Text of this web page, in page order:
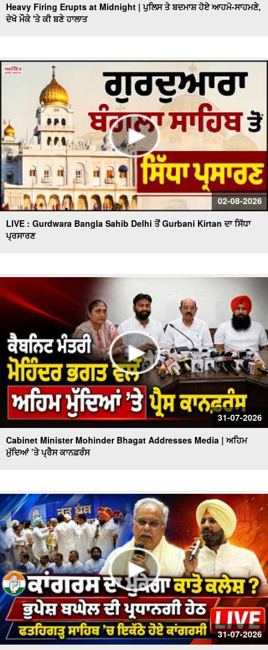
Heavy Firing Erupts at Midnight | ਪੁਲਿਸ ਤੇ ਬਦਮਾਸ਼ ਹੋਏ ਆਹਮੋ-ਸਾਹਮਣੇ,
ਦੇਖੋ ਮੌਕੇ 'ਤੇ ਕੀ ਬਣੇ ਹਾਲਾਤ
02-08-2026
LIVE : Gurdwara Bangla Sahib Delhi ਤੋਂ Gurbani Kirtan ਦਾ ਸਿੱਧਾ
ਪ੍ਰਸਾਰਣ
31-07-2026
Cabinet Minister Mohinder Bhagat Addresses Media | ਅਹਿਮ
ਮੁੱਦਿਆਂ ’ਤੇ ਪ੍ਰੈਸ ਕਾਨਫ਼ਰੰਸ
31-07-2026